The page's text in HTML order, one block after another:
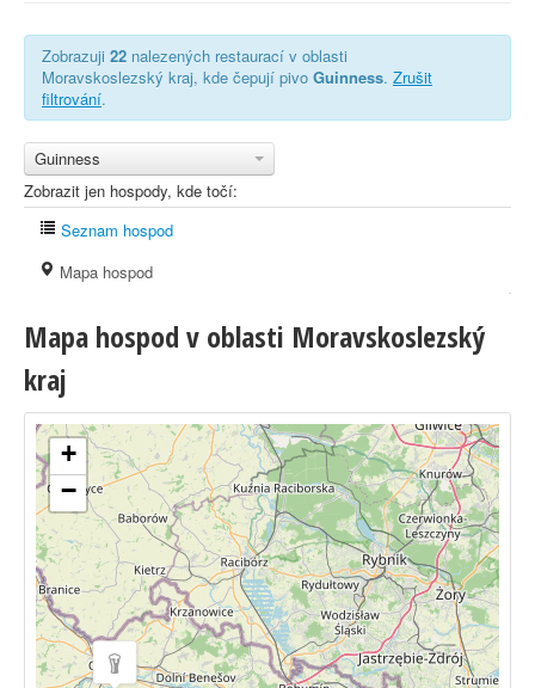
Zobrazuji 22 nalezených restaurací v oblasti
Moravskoslezský kraj, kde čepují pivo Guinness. Zrušit
filtrování.
Guinness
Zobrazit jen hospody, kde točí:
Seznam hospod
Mapa hospod
Mapa hospod v oblasti Moravskoslezský
kraj
+
−